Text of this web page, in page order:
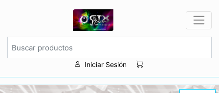
Iniciar Sesión